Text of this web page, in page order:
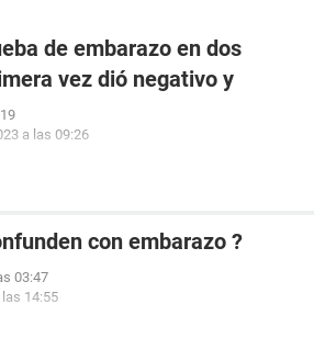
de embarazo en dos
vez dió negativo y
a las 09:26
con embarazo ?
03:47
14:55